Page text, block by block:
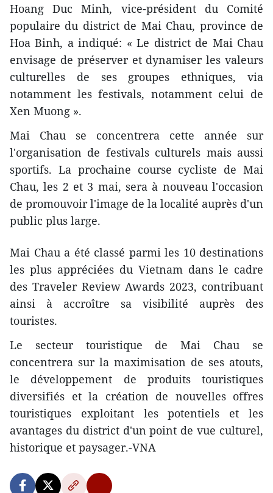
Hoang Duc Minh, vice-président du Comité
populaire du district de Mai Chau, province de
Hoa Binh, a indiqué: « Le district de Mai Chau
envisage de préserver et dynamiser les valeurs
culturelles de ses groupes ethniques, via
notamment les festivals, notamment celui de
Xen Muong ».
Mai Chau se concentrera cette année sur
l'organisation de festivals culturels mais aussi
sportifs. La prochaine course cycliste de Mai
Chau, les 2 et 3 mai, sera à nouveau l'occasion
de promouvoir l'image de la localité auprès d'un
public plus large.
Mai Chau a été classé parmi les 10 destinations
les plus appréciées du Vietnam dans le cadre
des Traveler Review Awards 2023, contribuant
ainsi à accroître sa visibilité auprès des
touristes.
Le secteur touristique de Mai Chau se
concentrera sur la maximisation de ses atouts,
le développement de produits touristiques
diversifiés et la création de nouvelles offres
touristiques exploitant les potentiels et les
avantages du district d'un point de vue culturel,
historique et paysager.-VNA